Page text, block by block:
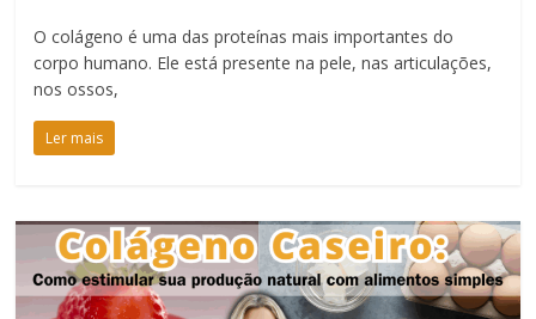
O colágeno é uma das proteínas mais importantes do
corpo humano. Ele está presente na pele, nas articulações,
nos ossos,
Ler mais